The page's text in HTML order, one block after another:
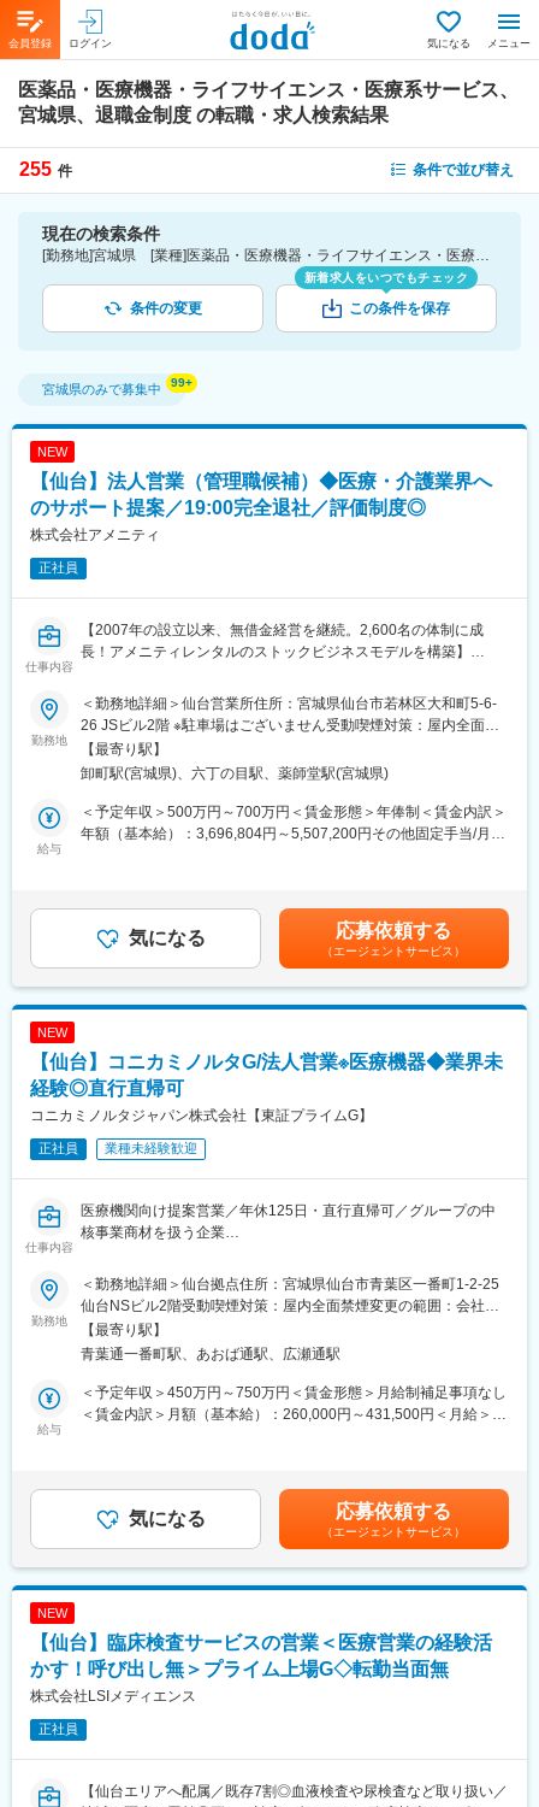
会員登録 ログイン 気になる メニュー
医薬品・医療機器・ライフサイエンス・医療系サービス、
宮城県、退職金制度 の転職・求人検索結果
255 件 条件で並び替え
現在の検索条件
[勤務地]宮城県 [業種]医薬品・医療機器・ライフサイエンス・医療系サービス [詳細条件](待遇・福利厚生)退職金制度
条件の変更
新着求人をいつでもチェック
この条件を保存
宮城県のみで募集中
NEW
【仙台】法人営業（管理職候補）◆医療・介護業界へ
のサポート提案／19:00完全退社／評価制度◎
株式会社アメニティ
正社員
仕事内容
【2007年の設立以来、無借金経営を継続。2,600名の体制に成
長！アメニティレンタルのストックビジネスモデルを構築】
を図るため、このたび新たな仲間をお迎えすることとなりまし
た。
■業務詳細：
病院や介護施設に向けて、入院・入所時に必要な衣類やタオル、
日用品などをレンタルできる「アメニティサポートシステム」を
提案する営業です。ニーズに応じて、人材派遣・紹介サービスや
献性も高く、今後の高齢化社会において成長が見込める成長産業
です。 また、病院や介護施設の業務軽減に貢献する事で、患者
様、利用者様へのサービス向上に直結する為、大変やりがいのあ
た、事業拡大に伴い、新規の営業所も出店しており、営業所長や
エリアを管理する責任者などのポストがある為、早期のキャリア
アップが見込めます。 ※実際に入社4年前後で所長になった中途入
品）をレンタルするアメニティサポートシステムを提供している
会社です。
ご利用者への提供・回収・請求まで全て弊社で受け持っておりま
す。そのため医療・介護施設の業務負担の軽減もでき多くのメリ
ットがあります。拠点は北海道から九州まで展開し、毎年増収・
増益と確実に業績伸長しています。
変更の範囲：会社の定める業務
勤務地
＜勤務地詳細＞仙台営業所住所：宮城県仙台市若林区大和町5-6-
26 JSビル2階 ※駐車場はございません受動喫煙対策：屋内全面禁
煙変更の範囲：会社の定める事業所
【最寄り駅】
卸町駅(宮城県)、六丁の目駅、薬師堂駅(宮城県)
給与
＜予定年収＞500万円～700万円＜賃金形態＞年俸制＜賃金内訳＞
年額（基本給）：3,696,804円～5,507,200円その他固定手当/月：
無＞有＜残業手当＞有＜給与補足＞・年収：月額×12ヵ月分・評
価：年2回（4月・10月/売上実績だけでなく取り組み姿勢や提案プ
ロセスなどの定性評価も重視）※経験や意欲次第では新しい営業所
の立ち上げに携わる可能性等もございます。賃金はあくまでも目
安の金額であり、選考を通じて上下する可能性があります。月給
気になる 応募依頼する
（エージェントサービス）
NEW
【仙台】コニカミノルタG/法人営業※医療機器◆業界未
経験◎直行直帰可
コニカミノルタジャパン株式会社【東証プライムG】
正社員 業種未経験歓迎
仕事内容
医療機関向け提案営業／年休125日・直行直帰可／グループの中
核事業商材を扱う企業
担当エリアの病院や代理店向けに、健康診断やレントゲン検査、
エコー検査などで使われる診断機器・医療機器の提案をお任せし
ます。
※1日に5～6件の病院、クリニックを訪問
■担当商材
国内市場でトップクラスのシェアを誇るレントゲン機器「カセッ
テ型DR」など、業界でも注目されている動態解析等の最新のソリ
テムなど
■1日の流れ（一例）
18：00～ Eクリニックで商談
18：30～ 自宅へ直帰
■キャリアパス：
チャレンジが可能です。
勤務地
＜勤務地詳細＞仙台拠点住所：宮城県仙台市青葉区一番町1-2-25
仙台NSビル2階受動喫煙対策：屋内全面禁煙変更の範囲：会社の
定める事業所
【最寄り駅】
青葉通一番町駅、あおば通駅、広瀬通駅
給与
＜予定年収＞450万円～750万円＜賃金形態＞月給制補足事項なし
＜賃金内訳＞月額（基本給）：260,000円～431,500円＜月給＞
目安の金額であり、選考を通じて上下する可能性があります。月
給(月額)は固定手当を含めた表記です。
気になる 応募依頼する
（エージェントサービス）
NEW
【仙台】臨床検査サービスの営業＜医療営業の経験活
かす！呼び出し無＞プライム上場G◇転勤当面無
株式会社LSIメディエンス
正社員
【仙台エリアへ配属／既存7割◎血液検査や尿検査など取り扱い／